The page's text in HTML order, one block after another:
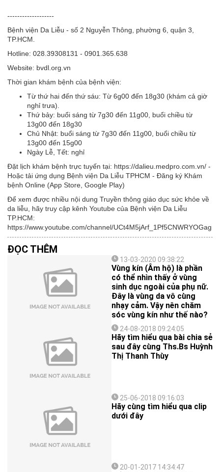
-------------------
Bệnh viện Da Liễu - số 2 Nguyễn Thông, phường 6, quận 3,
TP.HCM.
Hotline: 028.39308131 - 0901.365.638
Website: bvdl.org.vn
Thời gian khám bệnh của bệnh viện:
Từ thứ hai đến thứ sáu: Từ 6g00 đến 18g30 (khám cả giờ
nghỉ trưa).
Thứ bảy: buổi sáng từ 7g30 đến 11g00, buổi chiều từ
13g00 đến 18g30
Chủ Nhật: buổi sáng từ 7g30 đến 11g00, buổi chiều từ
13g00 đến 15g00
Ngày Lễ, Tết: nghỉ
Đặt lịch khám bệnh trực tuyến tại: https://dalieu.medpro.com.vn/ -
Hoặc tải ứng dụng Bệnh viện Da Liễu TPHCM - Đăng ký Khám
bệnh Online (App Store, Google Play)
Để xem được nhiều nội dung Truyền thông giáo dục sức khỏe về
da liễu, hãy truy cập kênh Youtube của Bệnh viện Da Liễu
TP.HCM:
https://www.youtube.com/channel/UCt4M5jArf_1Pf5CNWRYOGag
ĐỌC THÊM
13-03-2020 09:38:22
Vùng kín (Âm hộ) là phần
có thể nhìn thấy ở vùng
sinh dục ngoài của phụ nữ.
Đây là vùng da vô cùng
nhạy cảm. Vậy nên chăm
sóc vùng kín như thế nào?
24-08-2018 09:24:05
Hãy tìm hiểu qua bài chia sẻ
sau đây cùng Ths.Bs Huỳnh
Thị Thanh Thùy
25-06-2018 09:16:03
Hãy cùng tìm hiểu qua clip
dưới đây
20-01-2017 14:34:47